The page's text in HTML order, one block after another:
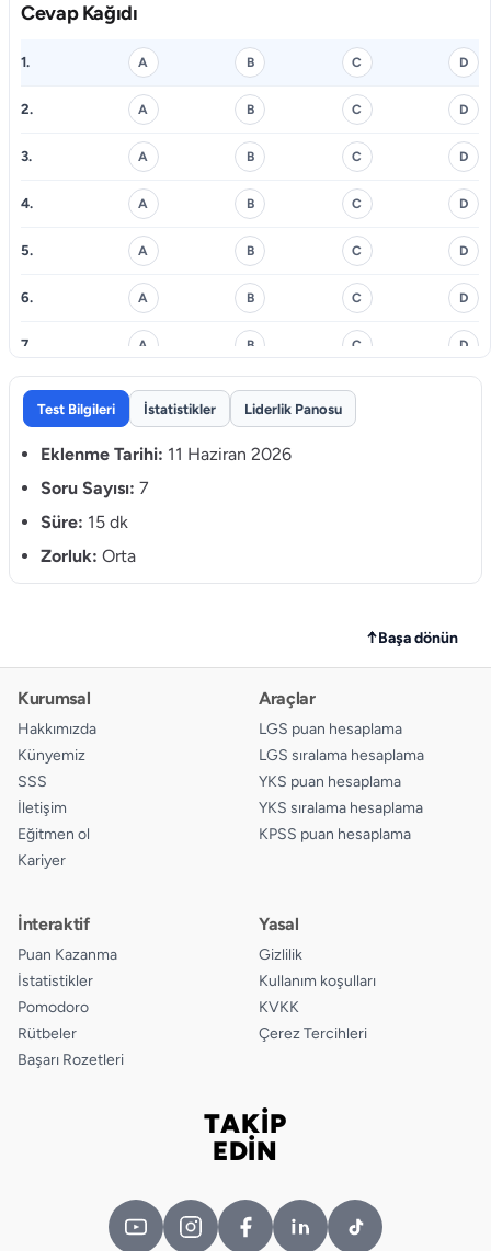
Cevap Kağıdı
1. A B C D
2. A B C D
3. A B C D
4. A B C D
5. A B C D
6. A B C D
7. A B C D
Test Bilgileri İstatistikler Liderlik Panosu
Eklenme Tarihi: 11 Haziran 2026
Soru Sayısı: 7
Süre: 15 dk
Zorluk: Orta
↑Başa dönün
Kurumsal
Hakkımızda
Künyemiz
SSS
İletişim
Eğitmen ol
Kariyer
Araçlar
LGS puan hesaplama
LGS sıralama hesaplama
YKS puan hesaplama
YKS sıralama hesaplama
KPSS puan hesaplama
İnteraktif
Puan Kazanma
İstatistikler
Pomodoro
Rütbeler
Başarı Rozetleri
Yasal
Gizlilik
Kullanım koşulları
KVKK
Çerez Tercihleri
TAKİP
EDİN